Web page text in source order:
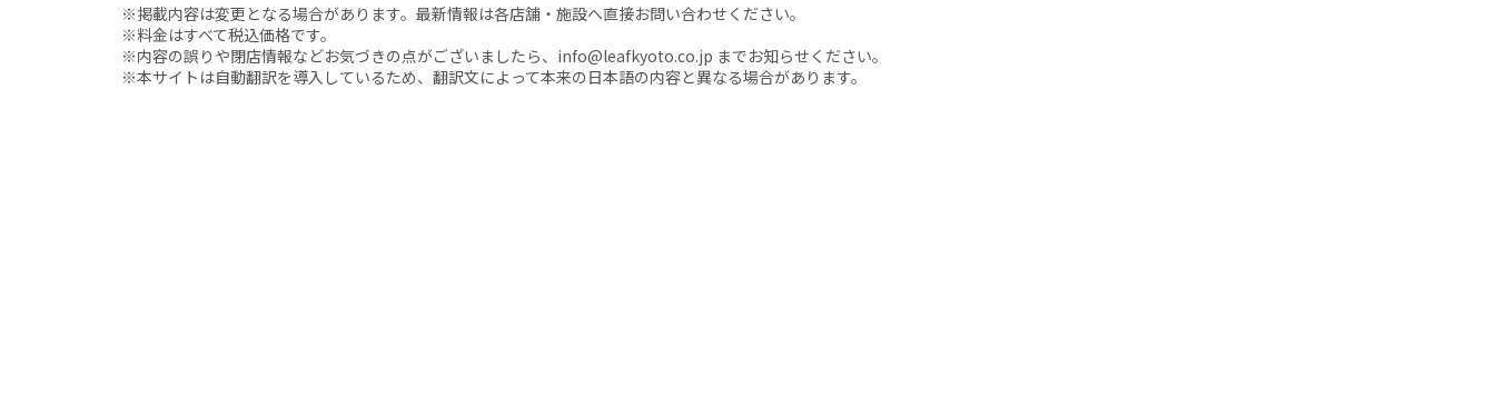
※掲載内容は変更となる場合があります。最新情報は各店舗・施設へ直接お問い合わせください。
※料金はすべて税込価格です。
※内容の誤りや閉店情報などお気づきの点がございましたら、info@leafkyoto.co.jp までお知らせください。
※本サイトは自動翻訳を導入しているため、翻訳文によって本来の日本語の内容と異なる場合があります。